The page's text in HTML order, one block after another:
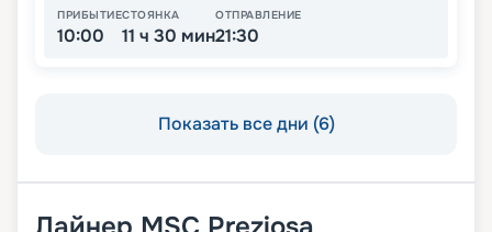
ПРИБЫТИЕ
10:00
СТОЯНКА
11 ч 30 мин
ОТПРАВЛЕНИЕ
21:30
Показать все дни (6)